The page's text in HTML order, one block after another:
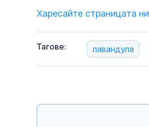
Харесайте страницата
Тагове: лавандула